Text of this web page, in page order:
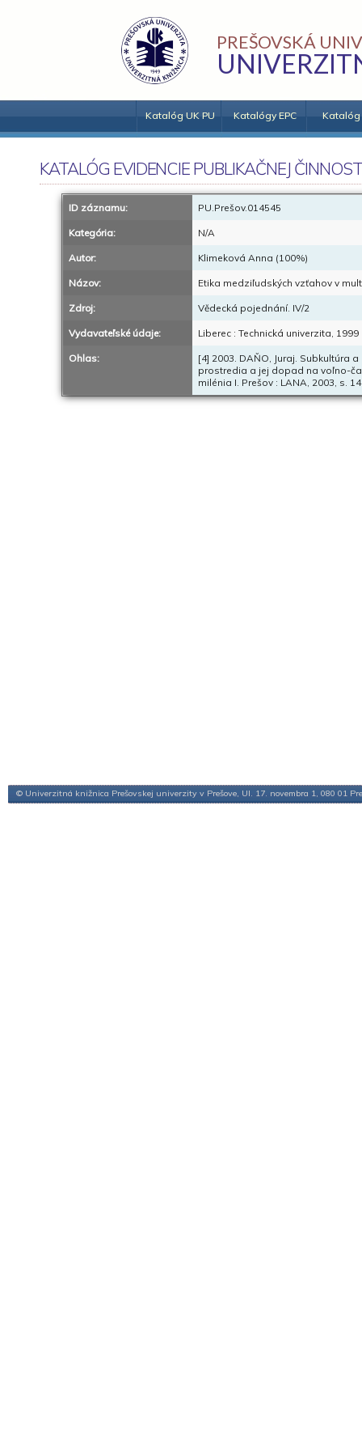
PREŠOVSKÁ
Katalóg UK PU Katalógy EPC Katalóg
KATALÓG EVIDENCIE PUBLIKAČNEJ
ID záznamu: PU.Prešov.014545
Kategória: N/A
Autor: Klimeková Anna (100%)
Názov: Etika medziľudských vzťahov v
Zdroj: Vědecká pojednání. IV/2
Vydavateľské údaje: Liberec : Technická univerzita, 1999
Ohlas:
[4] 2003. DAŇO, Juraj. Subkultúra
prostredia a jej dopad na voľno-
milénia I. Prešov : LANA, 2003, s.
© Univerzitná knižnica Prešovskej univerzity v Prešove, Ul. 17. novembra 1, 080 01